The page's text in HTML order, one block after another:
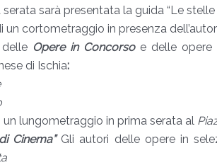
sarà presentata la guida “Le
un cortometraggio in presenza
delle Opere in Concorsoe delle opere
di Ischia:
un lungometraggio in prima serata al
Cinema”Gli autori delle opere in